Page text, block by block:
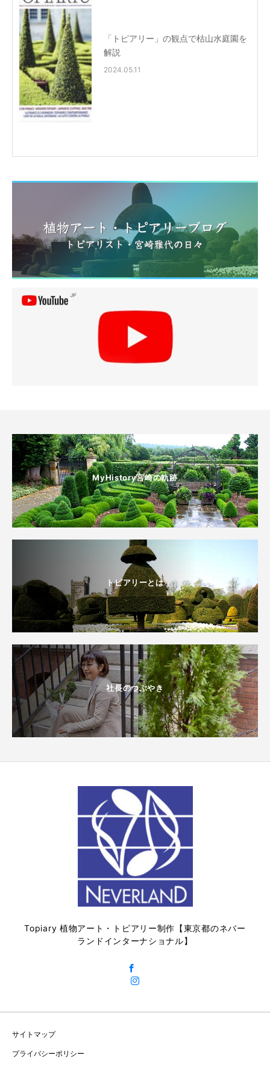
「トピアリー」の観点で枯山水庭園を
解説
2024.05.11
MyHistory宮崎の軌跡
トピアリーとは
社長のつぶやき
Topiary 植物アート・トピアリー制作【東京都のネバー
ランドインターナショナル】
サイトマップ
プライバシーポリシー